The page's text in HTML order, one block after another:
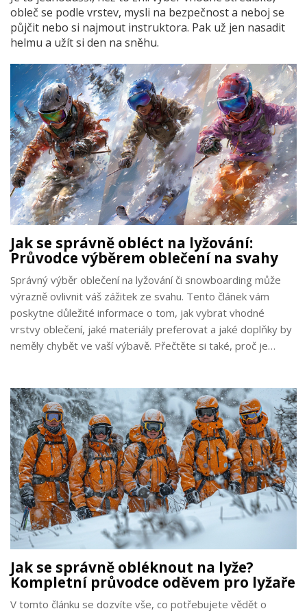
obleč se podle vrstev, mysli na bezpečnost a neboj se
půjčit nebo si najmout instruktora. Pak už jen nasadit
helmu a užít si den na sněhu.
Jak se správně obléct na lyžování:
Průvodce výběrem oblečení na svahy
Správný výběr oblečení na lyžování či snowboarding může
výrazně ovlivnit váš zážitek ze svahu. Tento článek vám
poskytne důležité informace o tom, jak vybrat vhodné
vrstvy oblečení, jaké materiály preferovat a jaké doplňky by
neměly chybět ve vaší výbavě. Přečtěte si také, proč je
Jak se správně obléknout na lyže?
Kompletní průvodce oděvem pro lyžaře
V tomto článku se dozvíte vše, co potřebujete vědět o